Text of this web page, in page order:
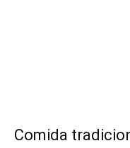
Comida